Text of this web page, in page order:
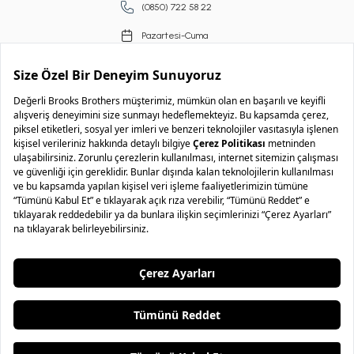
(0850) 722 58 22
Pazartesi-Cuma